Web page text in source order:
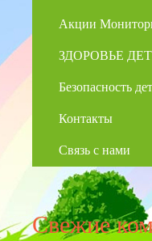
Акции
ЗДОРОВЬЕ
Безопасность
Контакты
Связь с нами
Свежие